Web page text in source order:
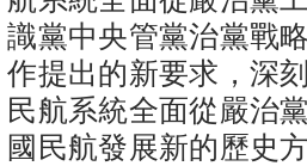
識黨中央管黨治黨戰
作提出的新要求，深
民航系統全面從嚴治
國民航發展新的歷史